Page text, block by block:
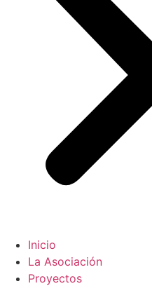
Inicio
La Asociación
Proyectos